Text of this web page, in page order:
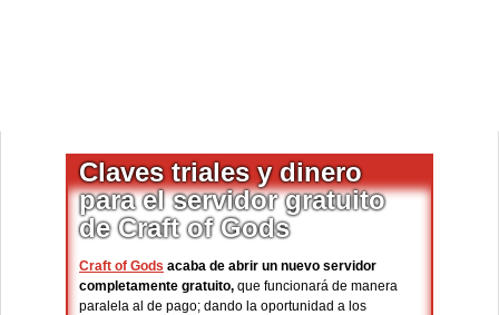
Claves triales y dinero
para el servidor gratuito
de Craft of Gods
Craft of Gods acaba de abrir un nuevo servidor
completamente gratuito, que funcionará de manera
paralela al de pago; dando la oportunidad a los